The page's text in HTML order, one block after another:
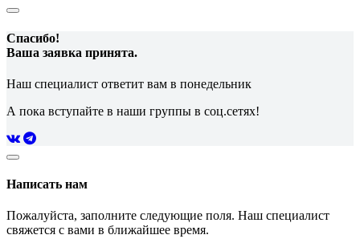
Спасибо!
Ваша заявка принята.
Наш специалист ответит вам в понедельник
А пока вступайте в наши группы в соц.сетях!
Написать нам
Пожалуйста, заполните следующие поля. Наш специалист
свяжется с вами в ближайшее время.